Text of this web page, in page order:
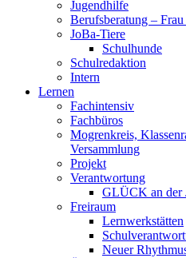
Jugendhilfe
Berufsberatung – Frau
JoBa-Tiere
Schulhunde
Schulredaktion
Intern
Lernen
Fachintensiv
Fachbüros
Mogrenkreis,
Versammlung
Projekt
Verantwortung
GLÜCK an der
Freiraum
Lernwerkstätten
Neuer